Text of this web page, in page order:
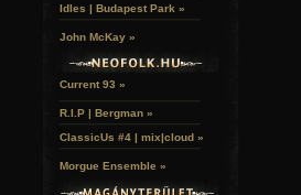
Idles | Budapest Park »
John McKay »
Current 93 »
R.I.P | Bergman »
ClassicUs #4 | mix|cloud »
Morgue Ensemble »